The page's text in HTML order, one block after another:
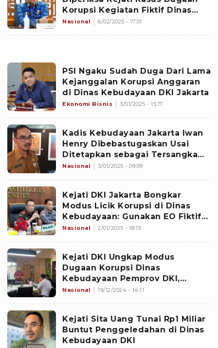
Korupsi Kegiatan Fiktif Dinas
Kebudayaan Jakarta
Nasional 6/02/2025 - 17:01
PSI Ngaku Sudah Duga Dari Lama
Kejanggalan Korupsi Anggaran
di Dinas Kebudayaan DKI Jakarta
Ekonomi Bisnis 3/01/2025 - 15:17
Kadis Kebudayaan Jakarta Iwan
Henry Dibebastugaskan Usai
Ditetapkan sebagai Tersangka
Korupsi
Nasional 3/01/2025 - 09:09
Kejati DKI Jakarta Bongkar
Modus Licik Korupsi di Dinas
Kebudayaan: Gunakan EO Fiktif
dan Stempel Palsu!
Nasional 2/01/2025 - 18:13
Kejati DKI Ungkap Modus
Dugaan Korupsi Dinas
Kebudayaan Pemprov DKI,
Begini Kronologinya
Nasional 19/12/2024 - 14:11
Kejati Sita Uang Tunai Rp1 Miliar
Buntut Penggeledahan di Dinas
Kebudayaan DKI